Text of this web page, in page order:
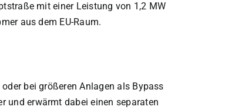
mit einer Leistung von 1,2 MW
aus dem EU-Raum.
bei größeren Anlagen als Bypass
und erwärmt dabei einen separaten